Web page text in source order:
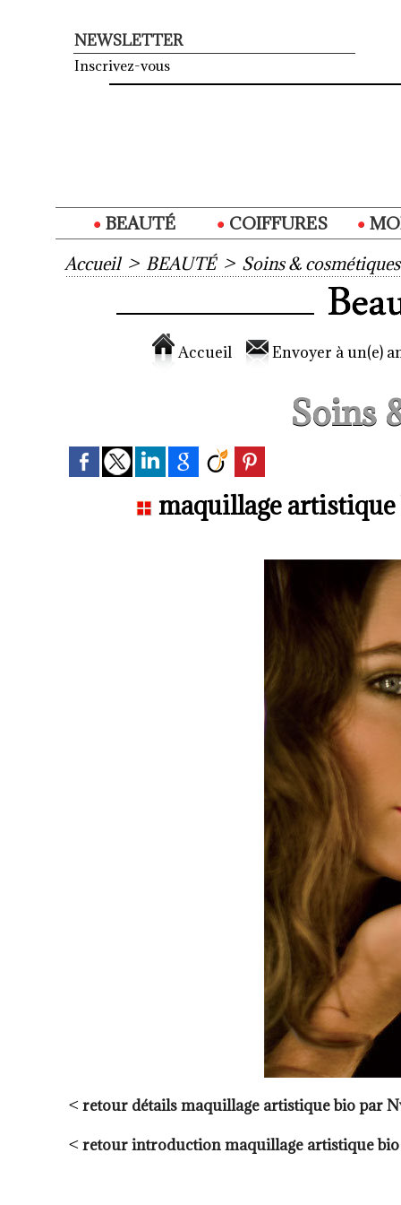
NEWSLETTER
Inscrivez-vous
BEAUTÉ COIFFURES
Accueil > BEAUTÉ > Soins & cosmétiques
Accueil Envoyer à un(e)
Soins
maquillage
< retour détails maquillage artistique bio par
< retour introduction maquillage artistique bio